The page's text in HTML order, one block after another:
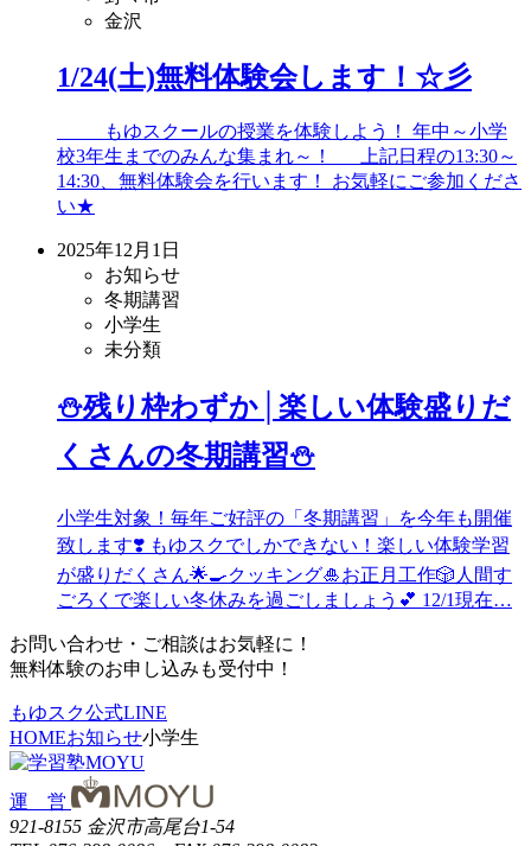
金沢
1/24(土)無料体験会します！☆彡
もゆスクールの授業を体験しよう！ 年中～小学
校3年生までのみんな集まれ～！ 上記日程の13:30～
14:30、無料体験会を行います！ お気軽にご参加くださ
い★
2025年12月1日
お知らせ
冬期講習
小学生
未分類
⛄残り枠わずか│楽しい体験盛りだ
くさんの冬期講習⛄
小学生対象！毎年ご好評の「冬期講習」を今年も開催
致します❣️ もゆスクでしかできない！楽しい体験学習
が盛りだくさん🌟🍳クッキング🎍お正月工作🎲人間す
ごろくで楽しい冬休みを過ごしましょう💕 12/1現在…
お問い合わせ・ご相談はお気軽に！
無料体験のお申し込みも受付中！
もゆスク公式LINE
HOMEお知らせ小学生
運 営
921-8155 金沢市高尾台1-54